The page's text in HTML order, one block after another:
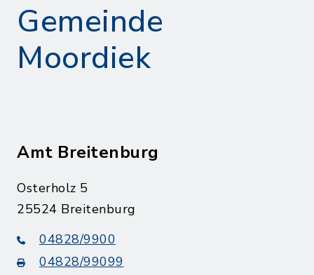
Gemeinde
Moordiek
Amt Breitenburg
Osterholz 5
25524 Breitenburg
04828/9900
04828/99099